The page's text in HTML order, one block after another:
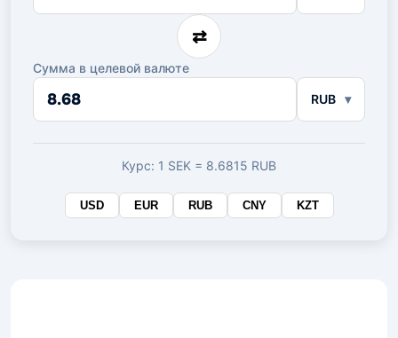
исходной
⇄
Сумма в целевой валюте
Сумма
целевой
валюте
RUB
Курс: 1 SEK = 8.6815 RUB
USD EUR RUB CNY KZT